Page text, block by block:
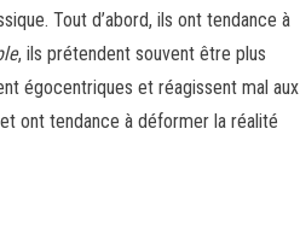
Tout d’abord, ils ont tendance à
, ils prétendent souvent être plus
égocentriques et réagissent mal aux
ont tendance à déformer la réalité